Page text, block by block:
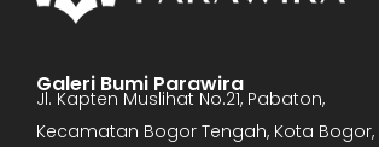
Galeri Bumi Parawira
Jl. Kapten Muslihat No.21, Pabaton,
Kecamatan Bogor Tengah, Kota Bogor,